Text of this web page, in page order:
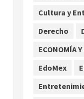
2
Cultura y
Derecho
ECONOMÍA
EdoMex